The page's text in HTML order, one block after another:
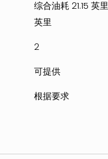
综合油耗 21.15
英里
2
可提供
根据要求